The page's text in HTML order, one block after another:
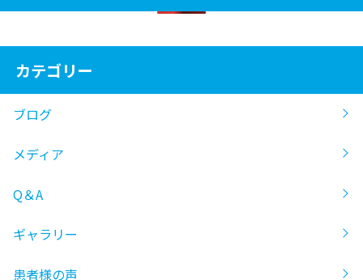
カテゴリー
ブログ
メディア
Q＆A
ギャラリー
患者様の声